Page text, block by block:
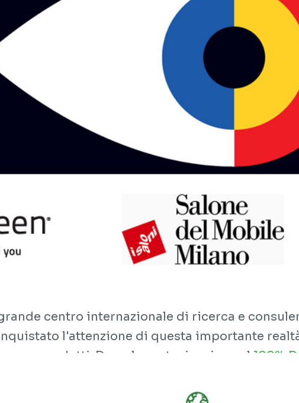
centro internazionale di ricerca e
l'attenzione di questa importante
prodotti. Dopo la partecipazione al 100%
la sua
nasce nel 1961 per promuovere le